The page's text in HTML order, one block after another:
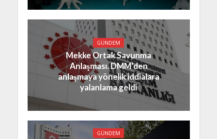
GÜNDEM
Mekke Ortak Savunma
Anlaşması. DMM’den
anlaşmaya yönelik iddialara
yalanlama geldi
GÜNDEM